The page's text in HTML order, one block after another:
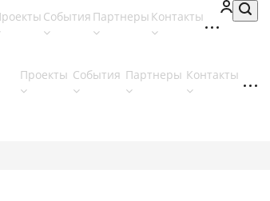
События Партнеры Контакты
Проекты События Партнеры Контакты